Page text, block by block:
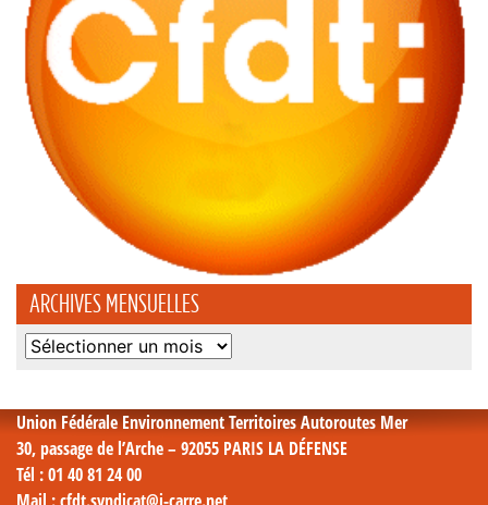
ARCHIVES MENSUELLES
Archives
Union Fédérale Environnement Territoires Autoroutes Mer
30, passage de l’Arche – 92055 PARIS LA DÉFENSE
Tél : 01 40 81 24 00